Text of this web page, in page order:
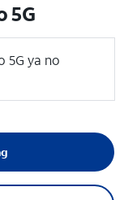
5G
5G ya no